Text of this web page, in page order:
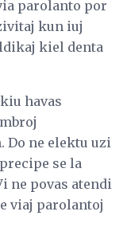
parolanto por
kun iuj
kiel denta
havas
ne elektu uzi
se la
ne povas atendi
viaj parolantoj